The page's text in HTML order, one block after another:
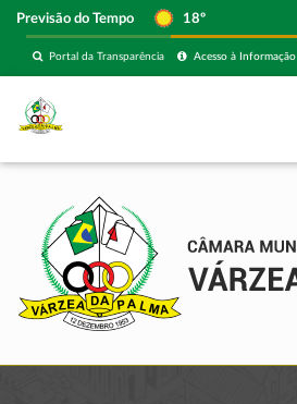
Previsão do Tempo 18º
Acesso à Informação
Portal da Transparência